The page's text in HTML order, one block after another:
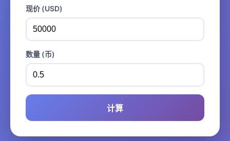
现价 (USD)
数量 (币)
计算